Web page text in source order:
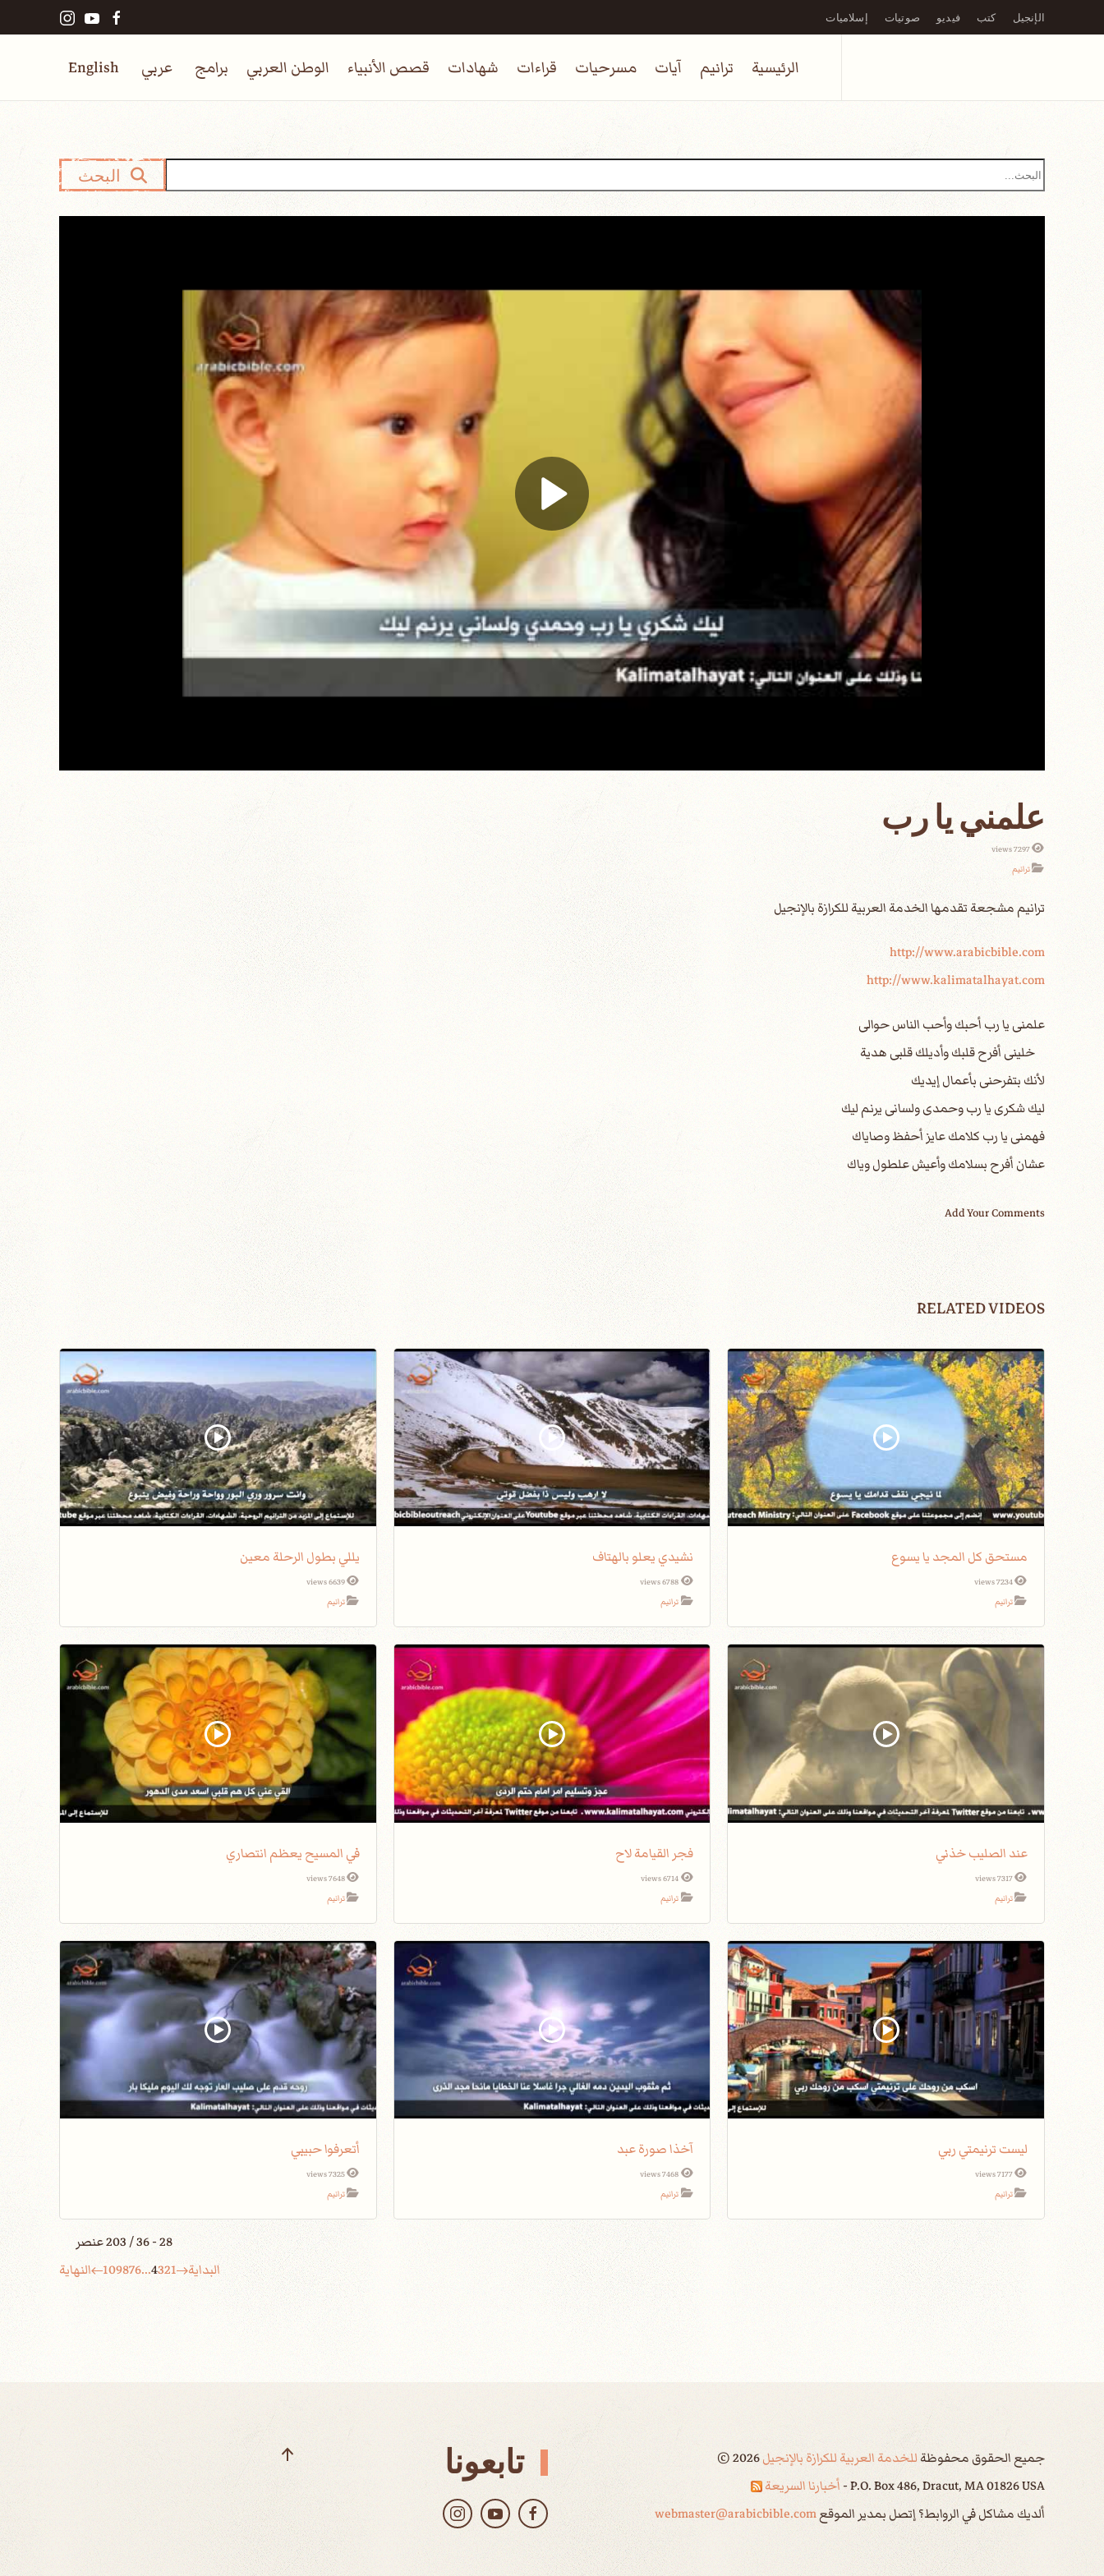
Skip to main content
الإنجيل كتب فيديو صوتيات إسلاميات
الرئيسية ترانيم آيات مسرحيات قراءات شهادات قصص الأنبياء الوطن العربي برامج عربي English
البحث
علمني يا رب
7297 views
ترانيم
http://www.arabicbible.com
http://www.kalimatalhayat.com
علمنى يا رب أحبك وأحب الناس حوالى
خلينى أفرح قلبك وأديلك قلبى هدية
لأنك بتفرحنى بأعمال إيديك
ليك شكرى يا رب وحمدى ولسانى يرنم ليك
فهمنى يا رب كلامك عايز أحفظ وصاياك
عشان أفرح بسلامك وأعيش علطول وياك
Add Your Comments
RELATED VIDEOS
مستحق كل المجد يا يسوع
7234 views
ترانيم
نشيدي يعلو بالهتاف
ترانيم
يللي بطول الرحلة معين
6639 views
ترانيم
عند الصليب خذني
7317 views
ترانيم
فجر القيامة لاح
ترانيم
في المسيح يعظم انتصاري
7648 views
ترانيم
ليست ترنيمتي ربي
7177 views
ترانيم
آخذا صورة عبد
ترانيم
أتعرفوا حبيبي
7325 views
ترانيم
28 - 36 / 203 عنصر
البداية
1
2
3
4
...
6
7
8
9
10 النهاية
جميع الحقوق محفوظةللخدمة العربية للكرازة بالإنجيل ©2026
P.O. Box 486, Dracut, MA 01826 USA - أخبارنا السريعة
ألديك مشاكل في الروابط؟ إتصل بمدير الموقعwebmaster@arabicbible.com
تابعونا